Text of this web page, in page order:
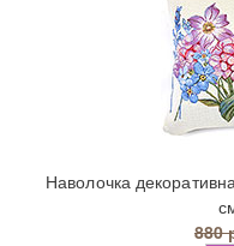
Наволочка
880